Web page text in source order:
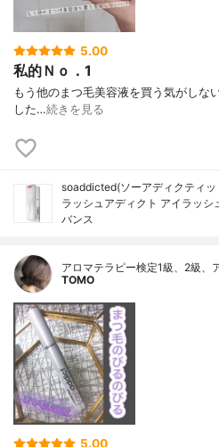
5.00
私的Ｎｏ．1
もう他のまつ毛美容液を買う気がしな
した…続きを見る
soaddicted(ソーアディクティッ
ラッシュアディクト アイラッ
バンス
アロマテラピー検定1級、2級、
TOMO
5.00